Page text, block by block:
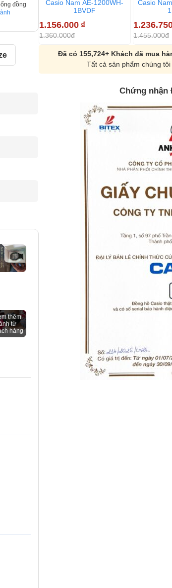
đồng
Casio Nam AE-1200WH-
1BVDF
1.156.000 ₫
1.360.000đ
Casio
1.455.000đ
Đã có 155,724+ Khách đã mua
Tất cả sản phẩm chúng
Chứng nhận